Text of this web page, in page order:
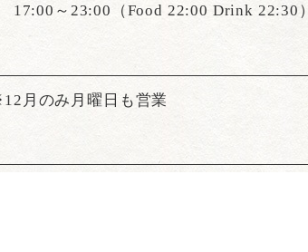
～23:00（Food 22:00 Drink 22:30）
月のみ月曜日も営業